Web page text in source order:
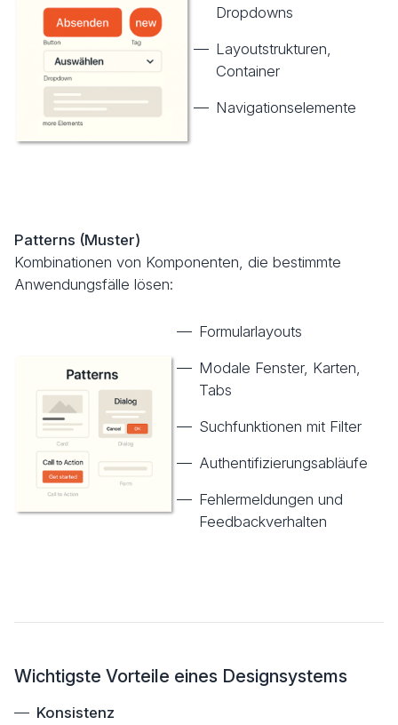
Dropdowns
Layoutstrukturen,
Container
Navigationselemente
Patterns (Muster)
Kombinationen von Komponenten, die bestimmte
Anwendungsfälle lösen:
Formularlayouts
Modale Fenster, Karten,
Tabs
Suchfunktionen mit Filter
Authentifizierungsabläufe
Fehlermeldungen und
Feedbackverhalten
Wichtigste Vorteile eines Designsystems
Konsistenz